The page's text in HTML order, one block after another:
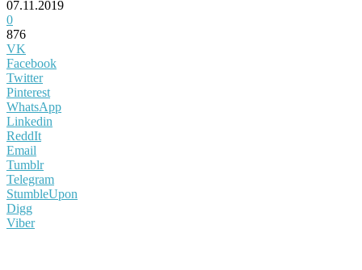
07.11.2019
0
876
VK
Facebook
Twitter
Pinterest
WhatsApp
Linkedin
ReddIt
Email
Tumblr
Telegram
StumbleUpon
Digg
Viber